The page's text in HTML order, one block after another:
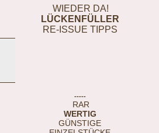
WIEDER DA!
LÜCKENFÜLLER
RE-ISSUE TIPPS
-----
RAR
WERTIG
GÜNSTIGE